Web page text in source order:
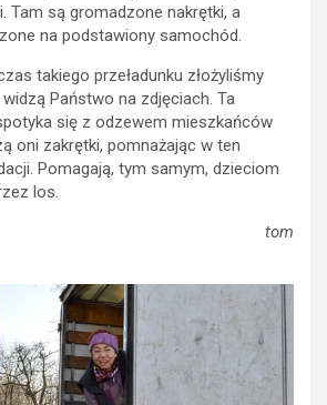
Tam są gromadzone nakrętki, a
na podstawiony samochód.
takiego przeładunku złożyliśmy
Państwo na zdjęciach. Ta
się z odzewem mieszkańców
oni zakrętki, pomnażając w ten
Pomagają, tym samym, dzieciom
los.
tom